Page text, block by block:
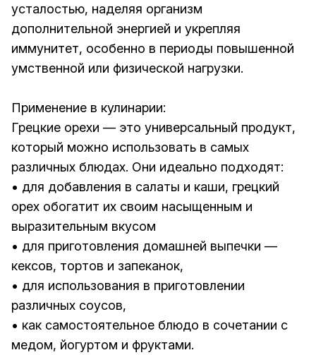
усталостью, наделяя организм
дополнительной энергией и укрепляя
иммунитет, особенно в периоды повышенной
умственной или физической нагрузки.
Применение в кулинарии:
Грецкие орехи — это универсальный продукт,
который можно использовать в самых
различных блюдах. Они идеально подходят:
• для добавления в салаты и каши, грецкий
орех обогатит их своим насыщенным и
выразительным вкусом
• для приготовления домашней выпечки —
кексов, тортов и запеканок,
• для использования в приготовлении
различных соусов,
• как самостоятельное блюдо в сочетании с
медом, йогуртом и фруктами.